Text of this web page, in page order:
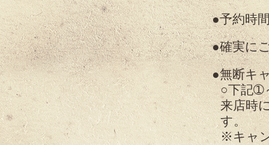
予約時
確実に
無断キ
○下記➀
来店時
す。
※キャ